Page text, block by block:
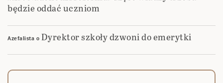
będzie oddać uczniom
Azefalista o Dyrektor szkoły dzwoni do emerytki